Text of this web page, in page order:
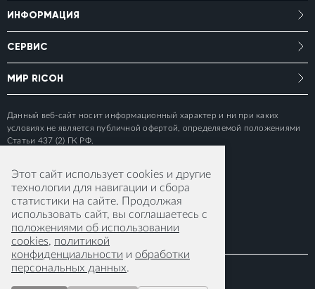
ИНФОРМАЦИЯ
СЕРВИС
МИР RICOH
Данный веб-сайт носит информационный характер и ни при каких
условиях не является публичной офертой, определяемой положениями
Статьи 437 (2) ГК РФ.
© 2015-2026 RICOH IMAGING EUROPE S.A.S
Этот сайт использует cookies и другие
технологии для навигации и сбора
статистики на сайте. Продолжая
использовать сайт, вы соглашаетесь с
положениями об использовании
cookies, политикой
конфиденциальности и обработки
персональных данных.